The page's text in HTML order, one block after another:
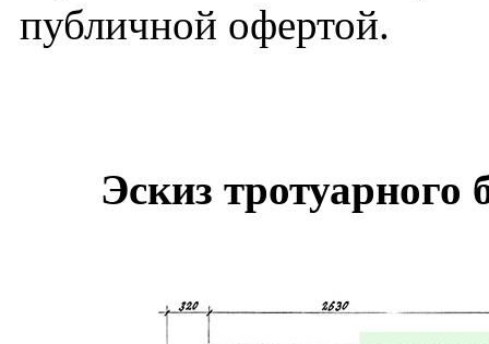
публичной офертой.
Эскиз